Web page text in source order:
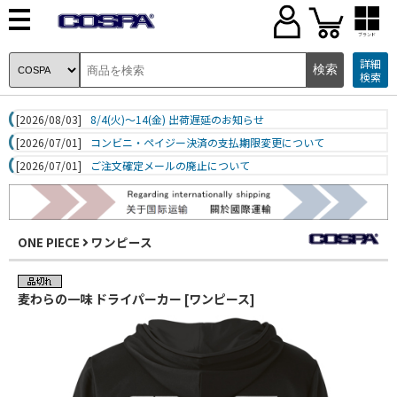
ブランド
詳細
検索
[2026/08/03]
8/4(火)～14(金) 出荷遅延のお知らせ
[2026/07/01]
コンビニ・ペイジー決済の支払期限変更について
[2026/07/01]
ご注文確定メールの廃止について
ONE PIECE ワンピース
麦わらの一味 ドライパーカー [ワンピース]